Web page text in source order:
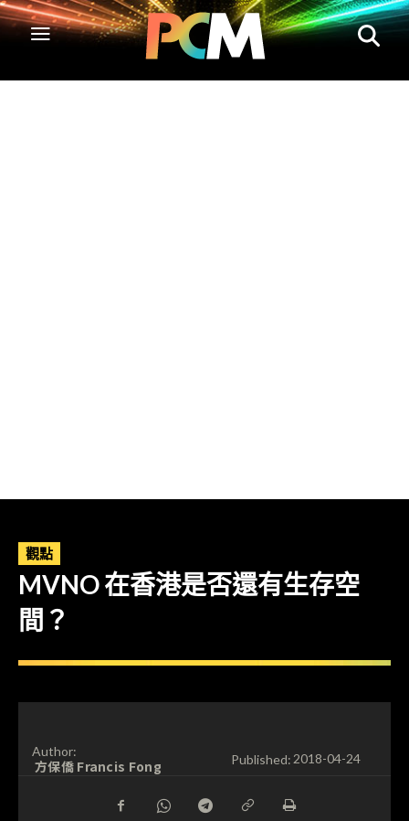
觀點
MVNO 在香港是否還有生存空
間？
Author:
方保僑 Francis Fong Published:2018-04-24